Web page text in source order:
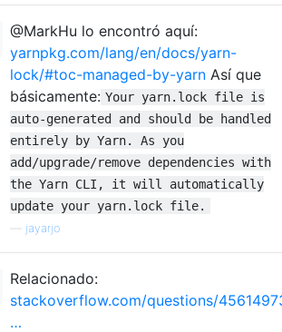
@MarkHu lo encontró aquí:
yarnpkg.com/lang/en/docs/yarn-
lock/#toc-managed-by-yarn Así que
básicamente: Your yarn.lock file is
auto-generated and should be handled
entirely by Yarn. As you
add/upgrade/remove dependencies with
the Yarn CLI, it will automatically
update your yarn.lock file.
jayarjo
Relacionado:
stackoverflow.com/questions/
…